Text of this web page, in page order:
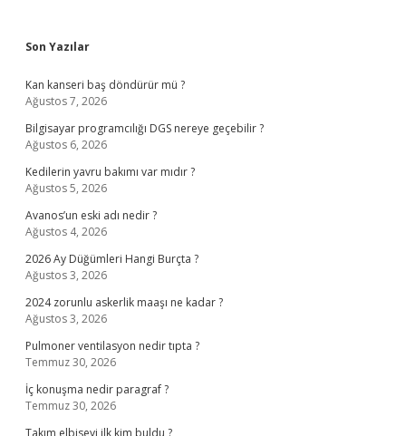
Sidebar
Son Yazılar
Kan kanseri baş döndürür mü ?
Ağustos 7, 2026
Bilgisayar programcılığı DGS nereye geçebilir ?
Ağustos 6, 2026
Kedilerin yavru bakımı var mıdır ?
Ağustos 5, 2026
Avanos’un eski adı nedir ?
Ağustos 4, 2026
2026 Ay Düğümleri Hangi Burçta ?
Ağustos 3, 2026
2024 zorunlu askerlik maaşı ne kadar ?
Ağustos 3, 2026
Pulmoner ventilasyon nedir tıpta ?
Temmuz 30, 2026
İç konuşma nedir paragraf ?
Temmuz 30, 2026
Takım elbiseyi ilk kim buldu ?